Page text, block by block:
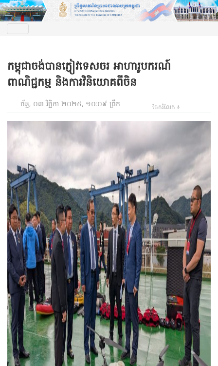
កម្ពុជាចង់បានភ្ញៀវទេសចរ អាហារូបករណ៍
ពាណិជ្ជកម្ម និងការវិនិយោគពីចិន
ច័ន្ទ, ០៣ វិច្ឆិកា ២០២៥, ១០:០៩ ព្រឹក ចែករំលែក ៖